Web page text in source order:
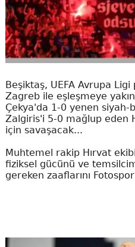
Beşiktaş, UEFA Avrupa
Zagreb ile eşleşmeye
Çekya'da 1-0 yenen siyah-
Zalgiris'i 5-0 mağlup eden
için savaşacak...
Muhtemel rakip Hırvat
fiziksel gücünü ve
gereken zaaflarını